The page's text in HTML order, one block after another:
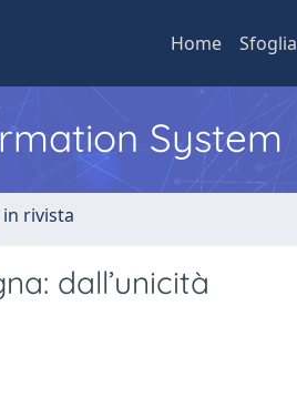
Home Sfoglia
System
rivista
dall’unicità